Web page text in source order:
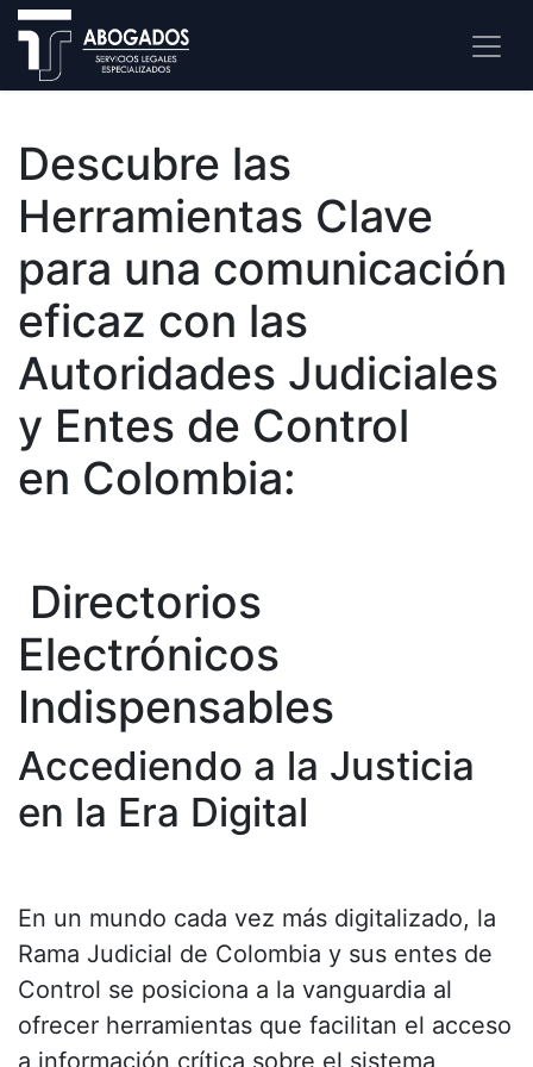
Descubre las
Herramientas Clave
para una comunicación
eficaz con las
Autoridades Judiciales
y Entes de Control
en Colombia:
Directorios
Electrónicos
Indispensables
Accediendo a la Justicia
en la Era Digital
En un mundo cada vez más digitalizado, la
Rama Judicial de Colombia y sus entes de
Control se posiciona a la vanguardia al
ofrecer herramientas que facilitan el acceso
a información crítica sobre el sistema